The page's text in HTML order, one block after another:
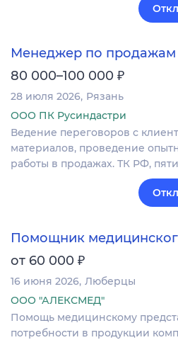
Менеджер по продажам
80 000–100 000 ₽
28 июля 2026 Рязань
ООО ПК Русиндастри
Ведение переговоров с
материалов, проведение
работы в продажах. ТК РФ,
Помощник
от 60 000 ₽
16 июня 2026 Люберцы
ООО "АЛЕКСМЕД"
Помощь медицинскому
потребности в продукции